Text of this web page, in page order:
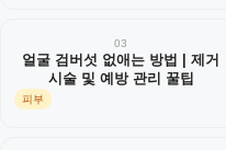
03
얼굴 검버섯 없애는 방법 | 제거
시술 및 예방 관리 꿀팁
피부